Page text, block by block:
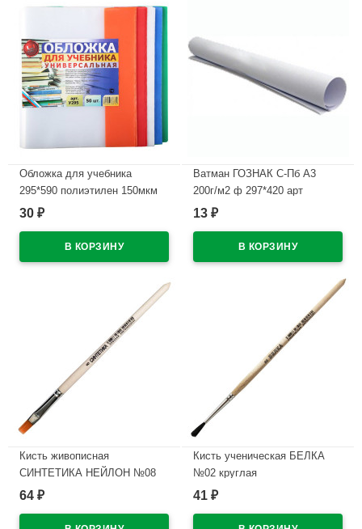
Обложка для учебника
295*590 полиэтилен 150мкм
универсальная М арт У 295
30 ₽
Ватман ГОЗНАК С-Пб А3
200г/м2 ф 297*420 арт
БЧ-0590
13 ₽
Кисть живописная
СИНТЕТИКА НЕЙЛОН №08
плоская
64 ₽
Кисть ученическая БЕЛКА
№02 круглая
В наличии
41 ₽